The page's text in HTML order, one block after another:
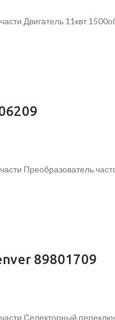
Двигатель 11квт
Преобразователь
89801709
Селекторный